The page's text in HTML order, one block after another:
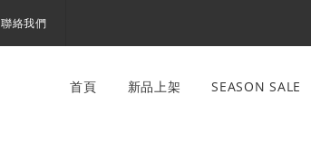
聯絡我們
首頁 新品上架 SEASON SALE